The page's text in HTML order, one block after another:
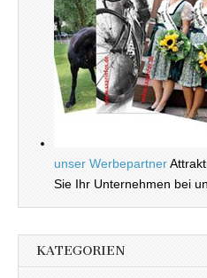
unser Werbepartner
Sie Ihr Unternehmen bei
KATEGORIEN